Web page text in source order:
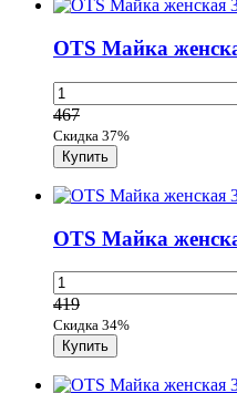
OTS Майка
467
Скидка 37%
OTS Майка
419
Скидка 34%